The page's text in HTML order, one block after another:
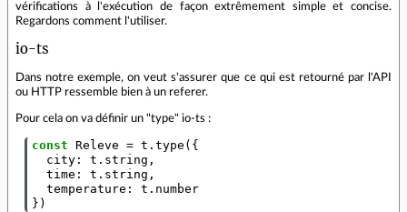
vérifications à l'exécution de façon extrêmement simple et concise.
Regardons comment l'utiliser.
io-ts
Dans notre exemple, on veut s'assurer que ce qui est retourné par l'API
ou HTTP ressemble bien à un referer.
Pour cela on va définir un "type" io-ts :
const Releve = t . type ({
city : t . string ,
time : t . string ,
temperature : t . number
})